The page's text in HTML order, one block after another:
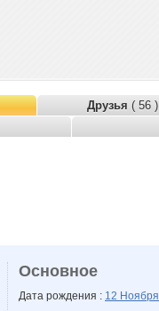
Друзья ( 56 )
Основное
Дата рождения : 12